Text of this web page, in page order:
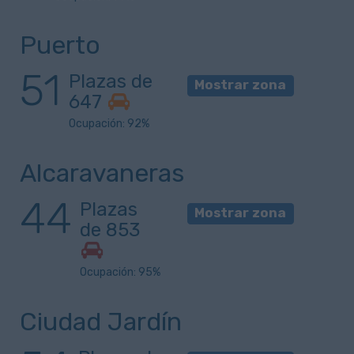
Puerto
51
Plazas de
647
Ocupación: 92%
Mostrar zona
Alcaravaneras
44 Plazas
de 853
Ocupación: 95%
Mostrar zona
Ciudad Jardín